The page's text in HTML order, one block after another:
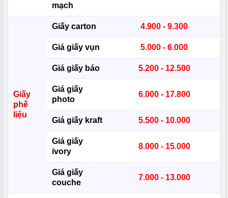
mạch
Giấy
phế
liệu
Giấy carton 4.900 - 9.300
Giá giấy vụn 5.000 - 6.000
Giá giấy báo 5.200 - 12.500
Giá giấy
photo
6.000 - 17.800
Giá giấy kraft 5.500 - 10.000
Giá giấy
ivory
8.000 - 15.000
Giá giấy
couche
7.000 - 13.000